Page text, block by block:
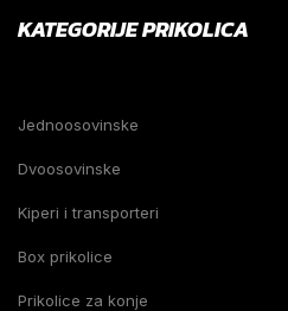
KATEGORIJE PRIKOLICA
Jednoosovinske
Dvoosovinske
Kiperi i transporteri
Box prikolice
Prikolice za konje